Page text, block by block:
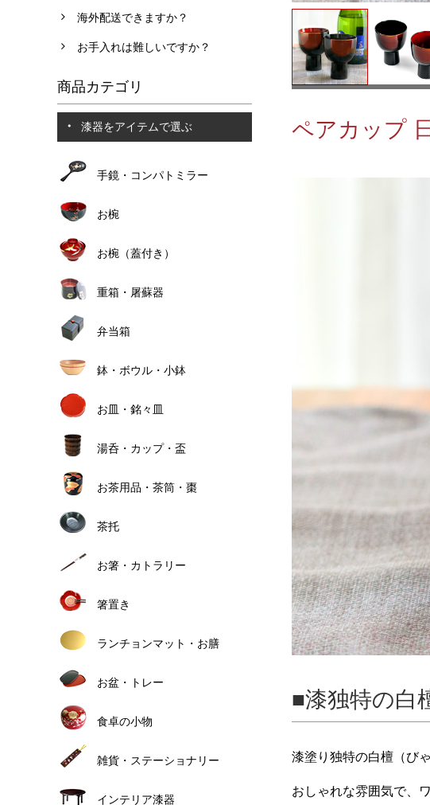
海外配送できますか？
お手入れは難しいですか？
商品カテゴリ
漆器をアイテムで選ぶ
手鏡・コンパトミラー
お椀
お椀（蓋付き）
重箱・屠蘇器
弁当箱
鉢・ボウル・小鉢
お皿・銘々皿
湯呑・カップ・盃
お茶用品・茶筒・棗
茶托
お箸・カトラリー
箸置き
ランチョンマット・お膳
お盆・トレー
食卓の小物
雑貨・ステーショナリー
インテリア漆器
ペアカップ
漆独特の白
漆塗り独特の白檀（び
おしゃれな雰囲気で、